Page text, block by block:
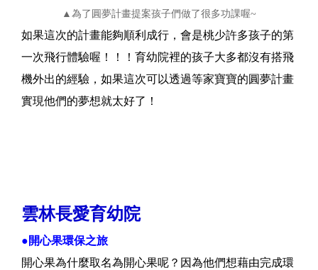
▲為了圓夢計畫提案孩子們做了很多功課喔~
如果這次的計畫能夠順利成行，會是桃少許多孩子的第
一次飛行體驗喔！！！育幼院裡的孩子大多都沒有搭飛
機外出的經驗，如果這次可以透過等家寶寶的圓夢計畫
實現他們的夢想就太好了！
雲林長愛育幼院
●開心果環保之旅
開心果為什麼取名為開心果呢？因為他們想藉由完成環